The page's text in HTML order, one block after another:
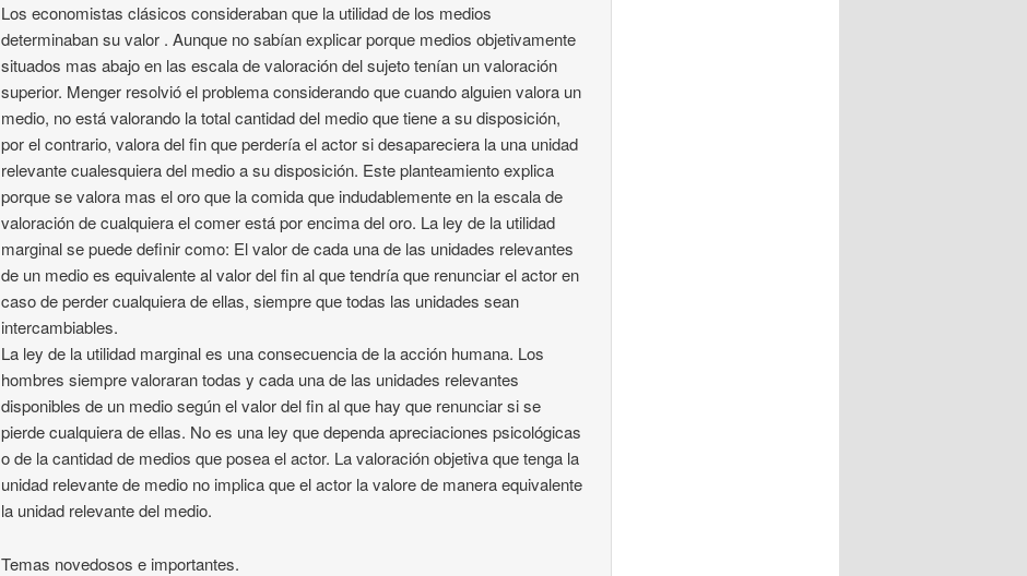
Los economistas clásicos consideraban que la utilidad de los medios
determinaban su valor . Aunque no sabían explicar porque medios objetivamente
situados mas abajo en las escala de valoración del sujeto tenían un valoración
superior. Menger resolvió el problema considerando que cuando alguien valora un
medio, no está valorando la total cantidad del medio que tiene a su disposición,
por el contrario, valora del fin que perdería el actor si desapareciera la una unidad
relevante cualesquiera del medio a su disposición. Este planteamiento explica
porque se valora mas el oro que la comida que indudablemente en la escala de
valoración de cualquiera el comer está por encima del oro. La ley de la utilidad
marginal se puede definir como: El valor de cada una de las unidades relevantes
de un medio es equivalente al valor del fin al que tendría que renunciar el actor en
caso de perder cualquiera de ellas, siempre que todas las unidades sean
intercambiables.
La ley de la utilidad marginal es una consecuencia de la acción humana. Los
hombres siempre valoraran todas y cada una de las unidades relevantes
disponibles de un medio según el valor del fin al que hay que renunciar si se
pierde cualquiera de ellas. No es una ley que dependa apreciaciones psicológicas
o de la cantidad de medios que posea el actor. La valoración objetiva que tenga la
unidad relevante de medio no implica que el actor la valore de manera equivalente
la unidad relevante del medio.
Temas novedosos e importantes.